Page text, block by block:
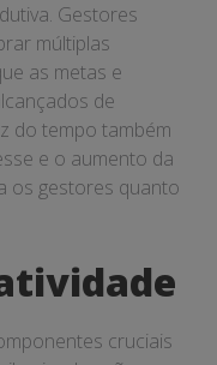
Gestores
múltiplas
as metas e
de
do tempo também
e o aumento da
os gestores quanto
cruciais